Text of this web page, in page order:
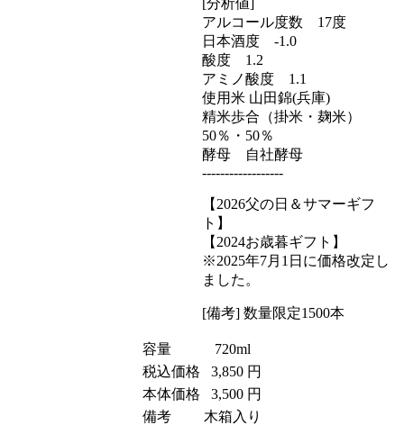
[分析値]
アルコール度数 17度
日本酒度 -1.0
酸度 1.2
アミノ酸度 1.1
使用米 山田錦(兵庫)
精米歩合（掛米・麹米）
50％・50％
酵母 自社酵母
------------------
【2026父の日＆サマーギフ
ト】
【2024お歳暮ギフト】
※2025年7月1日に価格改定し
ました。
[備考] 数量限定1500本
容量
720ml
税込価格
3,850 円
本体価格
3,500 円
備考
木箱入り